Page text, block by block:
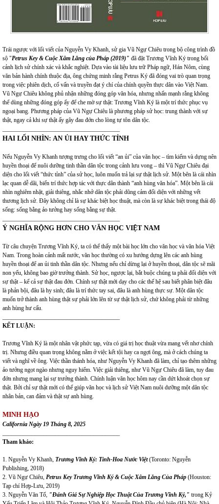
Trái ngược với lối viết của Nguyễn Vy Khanh, sử gia Vũ Ngự Chiêu trong bộ công trình đồ
sộ "Petrus Key & Cuộc Xâm Lăng của Pháp (2019)" đã đặt Trương Vĩnh Ký trong bối
cảnh lịch sử chính xác và khắc nghiệt. Dựa vào tài liệu lưu trữ Pháp ngữ, Hán Nôm, cùng
văn bản hành chính thuộc địa, ông chứng minh rằng Petrus Ký đã đóng vai trò quan trọng
trong việc phiên dịch, cố vấn và truyền đạt ý chí của chính quyền thực dân vào Việt Nam.
Vũ Ngự Chiêu không phủ nhận những đóng góp văn hóa, nhưng nhấn mạnh rằng không
thể dùng những đóng góp ấy để che mờ sự thật: Trương Vĩnh Ký là một trí thức phục vụ
ngoại bang. Phương pháp của Vũ Ngự Chiêu là phương pháp sử học: trung thành với sự
thật, ngay cả khi sự thật ấy gây đau đớn cho lòng tự tôn dân tộc.
HAI LỐI NHÌN: AN ỦI HAY THỨC TỈNH
Nếu Nguyễn Vy Khanh tượng trưng cho lối viết “an ủi” của văn học – tìm kiếm và dựng nên
huyền thoại để nuôi dưỡng tinh thần dân tộc trong cảnh lưu vong – thì Vũ Ngự Chiêu đại
diện cho lối viết “thức tỉnh” của sử học, luôn muốn trả lại sự thật lịch sử. Một bên là cái nhìn
lạc quan dễ dãi, biến trí thức hợp tác với thực dân thành “anh hùng văn hóa”. Một bên là cái
nhìn nghiêm nhặt, giải thiêng, nhắc nhở dân tộc phải dũng cảm đối diện với những vết
thương lịch sử. Đây không chỉ là sự khác biệt học thuật, mà còn là sự khác biệt trong thái độ
sống: sống bằng ảo tưởng hay sống bằng sự thật.
Ý NGHĨA RỘNG HƠN CHO VĂN HỌC VIỆT NAM
Từ câu chuyện Trương Vĩnh Ký, ta có thể thấy một bài học lớn cho văn học và văn hóa Việt
Nam. Trong hoàn cảnh mất nước, văn học thường có xu hướng dựng lên các anh hùng
huyền thoại để an ủi tinh thần dân tộc. Nhưng nếu chỉ dừng lại ở huyền thoại, dân tộc sẽ mãi
non yếu, không bao giờ trưởng thành. Sử học, ngược lại, bắt buộc chúng ta phải đối diện với
sự thật – kể cả sự thật đau đớn. Chính sự thật mới dạy cho các thế hệ sau biết phân biệt đâu
là phản bội, đâu là hy sinh; đâu là trí thức tay sai, đâu là anh hùng thực sự. Một dân tộc
muốn trở thành anh hùng thật sự phải lớn lên từ sự thật lịch sử, chứ không phải từ những
anh hùng hư cấu.
KẾT LUẬN:
Trương Vĩnh Ký là một nhân vật phức tạp, vừa có giá trị học thuật vừa mang vết nhơ chính
trị. Nhưng điều quan trọng không nằm ở việc kết tội hay ca ngợi ông, mà ở cách chúng ta
viết và nghĩ về ông. Việc thần thánh hóa, như Nguyễn Vy Khanh đã làm, chỉ tạo thêm những
ảo tưởng ngọt ngào nhưng nguy hiểm. Việc giải thiêng, như Vũ Ngự Chiêu đã làm, tuy đau
đớn nhưng mang lại sự trưởng thành. Chính luận văn học hôm nay cần dứt khoát chọn sự
thật. Bởi chỉ sự thật mới có thể giúp văn học và lịch sử Việt Nam nuôi dưỡng một dân tộc
nhân bản, can đảm và thật sự anh hùng.
MINH HẠO
California Ngày 19 Tháng 8, 2025
Tham khảo:
1. Nguyễn Vy Khanh, Trương Vĩnh Ký: Tinh-Hoa Nước Việt(Toronto: Nguyễn
Publishing, 2018)
2. Vũ Ngự Chiêu, Petrus Key Trương Vĩnh Ký & Cuộc Xâm Lăng Của Pháp (Houston:
Tạp chí Hợp-Lưu, 2019)
3. Nguyễn Văn Tố, "Đánh Giá Sự Nghiệp Học Thuật Của Trương Vĩnh Ký," trong Kỷ